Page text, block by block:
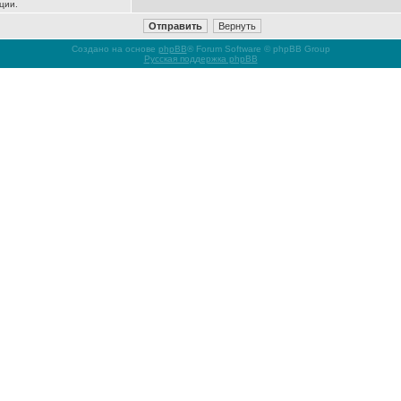
Создано на основе phpBB® Forum Software © phpBB Group
Русская поддержка phpBB